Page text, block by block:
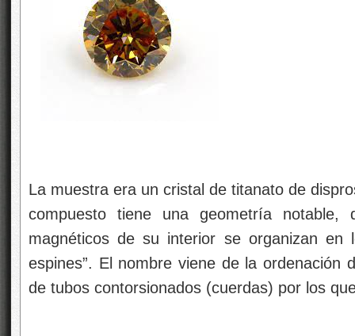
La muestra era un cristal de titanato de
compuesto tiene una geometría
magnéticos de su interior se organizan en
espines”. El nombre viene de la ordenación
de tubos contorsionados (cuerdas) por los